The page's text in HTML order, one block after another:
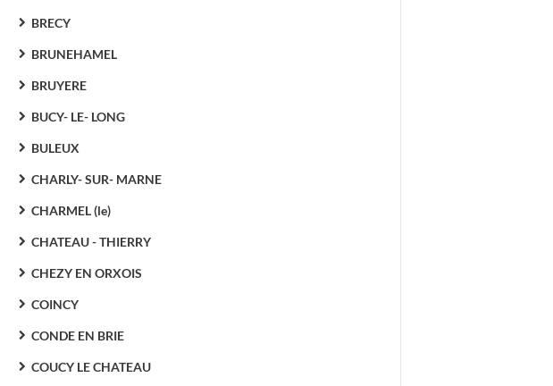
BRECY
BRUNEHAMEL
BRUYERE
BUCY- LE- LONG
BULEUX
CHARLY- SUR- MARNE
CHARMEL (le)
CHATEAU - THIERRY
CHEZY EN ORXOIS
COINCY
CONDE EN BRIE
COUCY LE CHATEAU